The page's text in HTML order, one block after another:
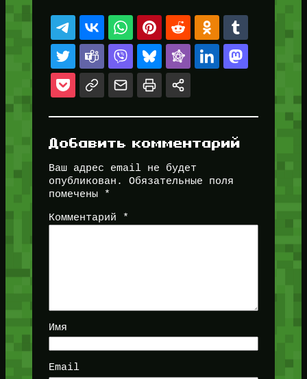
Добавить комментарий
Ваш адрес email не будет
опубликован.
Обязательные поля
помечены
*
Комментарий *
Имя
Email